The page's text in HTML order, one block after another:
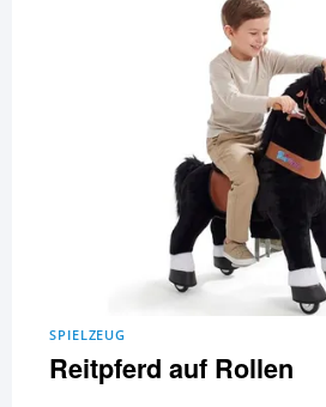
SPIELZEUG
Reitpferd auf Rollen